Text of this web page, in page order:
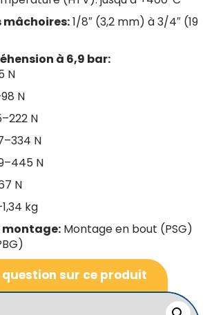
mâchoires:1/8″ (3,2 mm) à 3/4″ (19
à 6,9 bar:
N
N
N
N
N
N
kg
montage: Montage en bout (PSG)
question sur ce produit